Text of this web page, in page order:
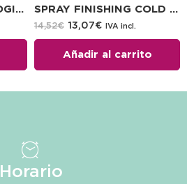
LACA BROAER ECOLOGICA EXTRA F. 300 ML. SPRAY FINISHING COLD MIST BROAER 200 ML
14,52€ 13,07€ IVA incl.
Añadir al carrito
Horario